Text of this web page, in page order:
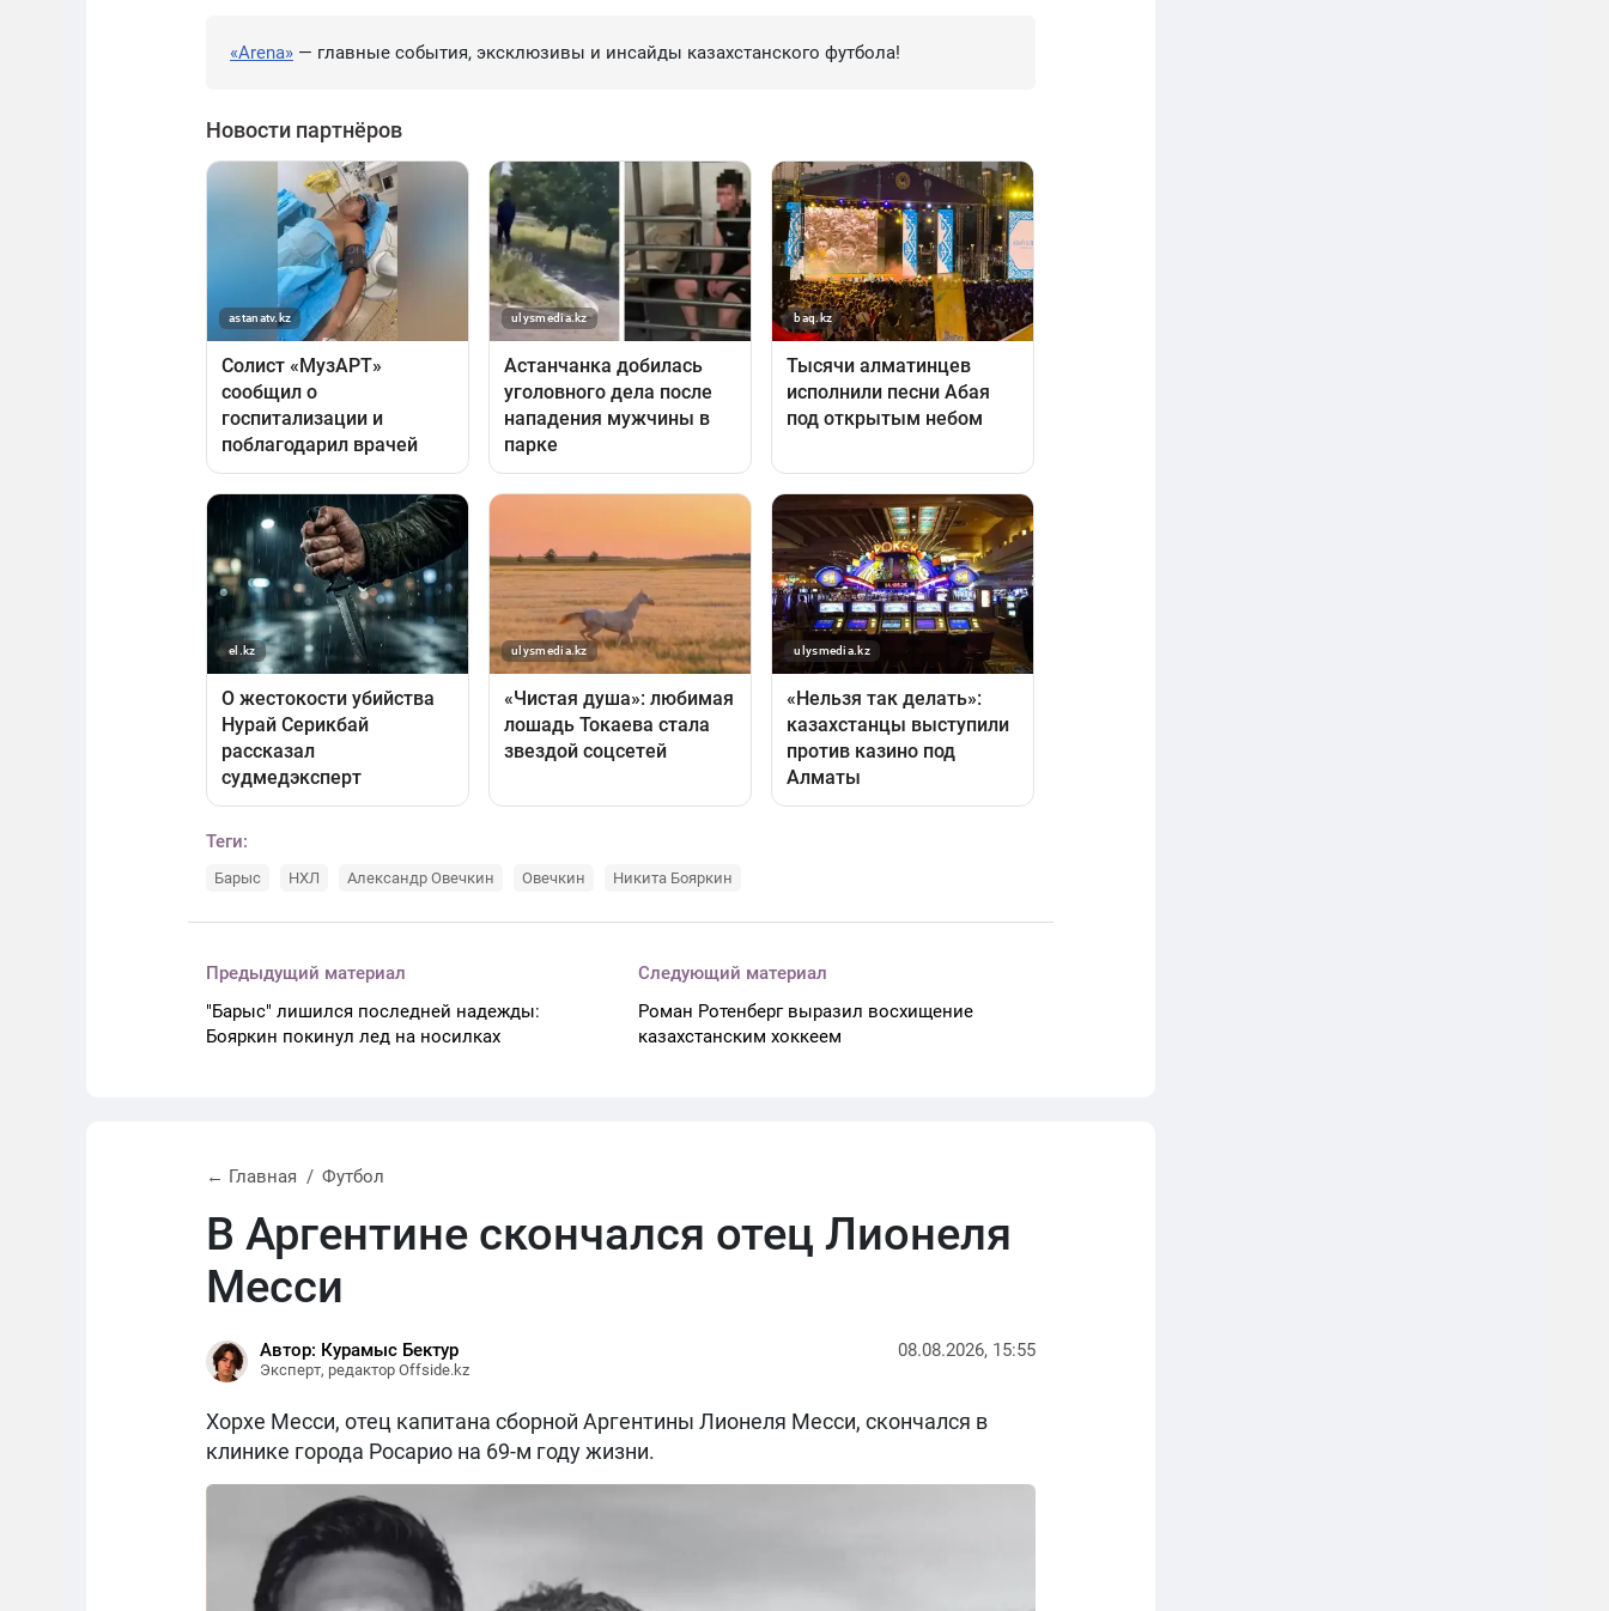
«Arena» — главные события, эксклюзивы и инсайды казахстанского футбола!
Теги:
Барыс НХЛ Александр Овечкин Овечкин Никита Бояркин
Предыдущий материал
"Барыс" лишился последней надежды:
Бояркин покинул лед на носилках
Следующий материал
Роман Ротенберг выразил восхищение
казахстанским хоккеем
← Главная Футбол
В Аргентине скончался отец Лионеля
Месси
Автор: Курамыс Бектур
Эксперт, редактор Offside.kz
08.08.2026, 15:55
Хорхе Месси, отец капитана сборной Аргентины Лионеля Месси, скончался в
клинике города Росарио на 69-м году жизни.